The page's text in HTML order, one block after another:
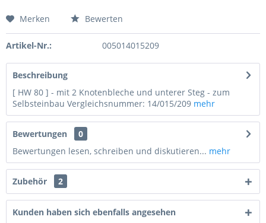
Preis anfragen
Merken Bewerten
Artikel-Nr.: 005014015209
Beschreibung
[ HW 80 ] - mit 2 Knotenbleche und unterer Steg - zum
Selbsteinbau Vergleichsnummer: 14/015/209 mehr
Bewertungen
0
Bewertungen lesen, schreiben und diskutieren... mehr
Zubehör 2
Kunden haben sich ebenfalls angesehen